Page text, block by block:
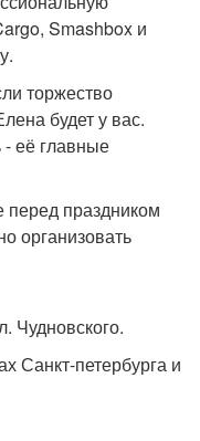
Smashbox и
торжество
будет у вас.
- её главные
перед праздником
организовать
Чудновского.
Санкт-петербурга и